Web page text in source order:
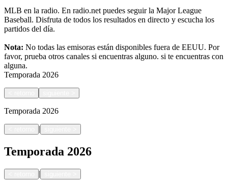
MLB en la radio. En radio.net puedes seguir la Major League
Baseball. Disfruta de todos los resultados en directo y escucha los
partidos del día.
Nota: No todas las emisoras están disponibles fuera de EEUU. Por
favor, prueba otros canales si encuentras alguno. si te encuentras con
alguna.
Temporada 2026
Temporada 2026
|
Temporada 2026
|